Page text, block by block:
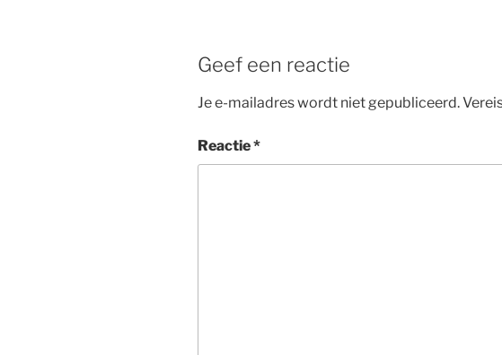
Geef een reactie
Je e-mailadres wordt niet gepubliceerd.
Reactie*